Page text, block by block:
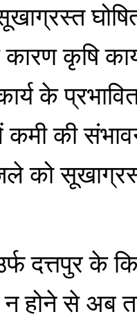
कृषि
के
कमी की
को
दत्तपुर के
न होने से अब